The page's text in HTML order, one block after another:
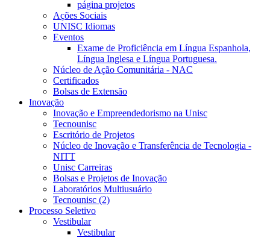
página projetos
Ações Sociais
UNISC Idiomas
Eventos
Exame de Proficiência em Língua Espanhola,
Língua Inglesa e Língua Portuguesa.
Núcleo de Ação Comunitária - NAC
Certificados
Bolsas de Extensão
Inovação
Inovação e Empreendedorismo na Unisc
Tecnounisc
Escritório de Projetos
Núcleo de Inovação e Transferência de Tecnologia -
NITT
Unisc Carreiras
Bolsas e Projetos de Inovação
Laboratórios Multiusuário
Tecnounisc (2)
Processo Seletivo
Vestibular
Vestibular